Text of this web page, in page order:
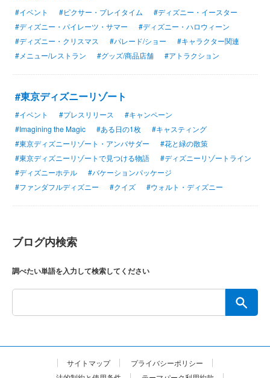
#イベント #ピクサー・プレイタイム
#ディズニー・イースター
#ディズニー・パイレーツ・サマー
#ディズニー・ハロウィーン
#ディズニー・クリスマス
#パレード/ショー
#キャラクター関連
#メニュー/レストラン
#グッズ/商品店舗 #アトラクション
#東京ディズニーリゾート
#イベント #プレスリリース
#キャンペーン
#Imagining the Magic
#ある日の1枚
#キャスティング
#東京ディズニーリゾート・アンバサダー
#花と緑の散策
#東京ディズニーリゾートで見つける物語
#ディズニーリゾートライン
#ディズニーホテル
#バケーションパッケージ
#ファンダフルディズニー
#クイズ #ウォルト・ディズニー
ブログ内検索
調べたい単語を入力して検索してください
サイトマップ
プライバシーポリシー